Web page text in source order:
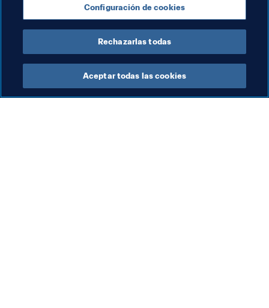
general del Crystal Palace.Configuración de cookies
Rechazarlas todas
Aceptar todas las cookies